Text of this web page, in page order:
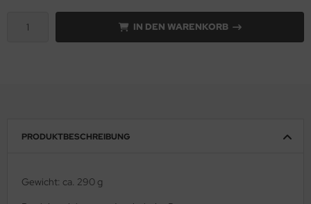
IN DEN WARENKORB
PRODUKTBESCHREIBUNG
Gewicht: ca. 290 g